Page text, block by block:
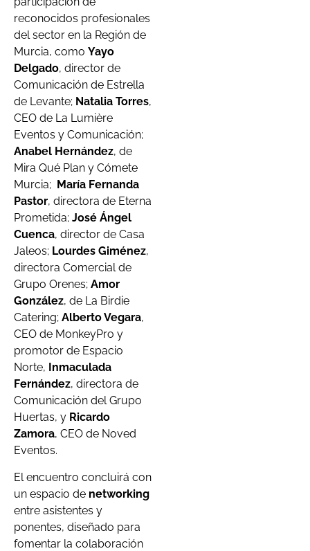
reconocidos profesionales
del sector en la Región de
Murcia, como Yayo
Delgado, director de
Comunicación de Estrella
de Levante; Natalia Torres,
CEO de La Lumière
Eventos y Comunicación;
Anabel Hernández, de
Mira Qué Plan y Cómete
Murcia; María Fernanda
Pastor, directora de Eterna
Prometida; José Ángel
Cuenca, director de Casa
Jaleos; Lourdes Giménez,
directora Comercial de
Grupo Orenes; Amor
González, de La Birdie
Catering; Alberto Vegara,
CEO de MonkeyPro y
promotor de Espacio
Norte, Inmaculada
Fernández, directora de
Comunicación del Grupo
Huertas, y Ricardo
Zamora, CEO de Noved
Eventos.
El encuentro concluirá con
un espacio de networking
entre asistentes y
ponentes, diseñado para
fomentar la colaboración